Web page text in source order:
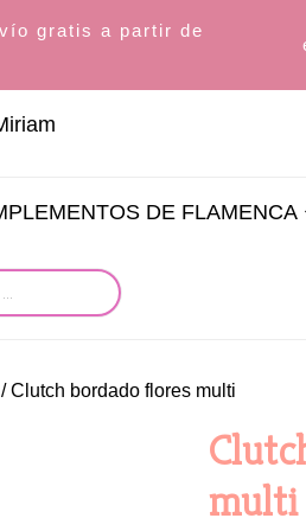
gratis a partir de
DE FLAMENCA
/ Clutch bordado flores multi
multi